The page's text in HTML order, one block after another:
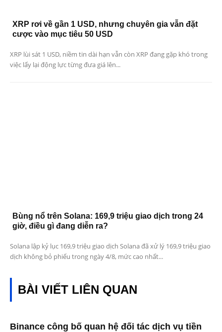
XRP rơi về gần 1 USD, nhưng chuyên gia vẫn đặt
cược vào mục tiêu 50 USD
XRP lùi sát 1 USD, niềm tin dài hạn vẫn còn XRP đang gặp khó trong
việc lấy lại động lực từng đưa giá lên...
Bùng nổ trên Solana: 169,9 triệu giao dịch trong 24
giờ, điều gì đang diễn ra?
Solana lập kỷ lục 169,9 triệu giao dịch Solana đã xử lý 169,9 triệu giao
dịch không bỏ phiếu trong ngày 4/8, mức cao nhất...
BÀI VIẾT LIÊN QUAN
Binance công bố quan hệ đối tác dịch vụ tiền